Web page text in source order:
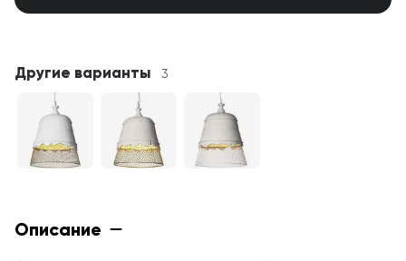
Другие варианты 3
Описание